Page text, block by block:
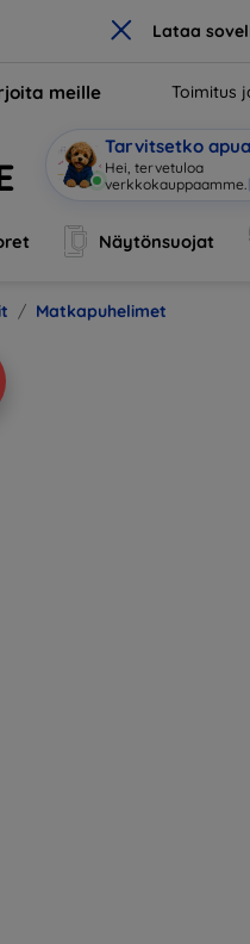
× Lataa
meille Toimitus
Tarvitsetko
Olen M|
Näytönsuojat
Matkapuhelimet